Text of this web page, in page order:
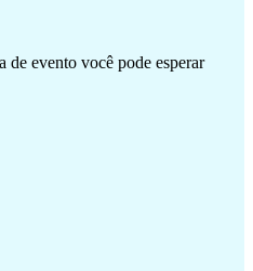
de evento você pode esperar